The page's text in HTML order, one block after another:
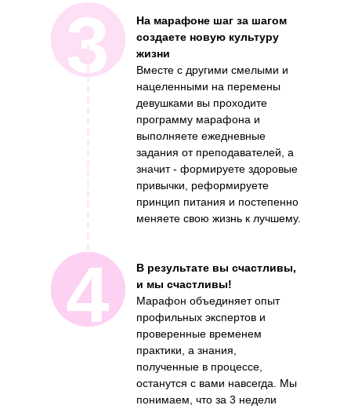
На марафоне шаг за шагом
создаете новую культуру
жизни
Вместе с другими смелыми и
нацеленными на перемены
девушками вы проходите
программу марафона и
выполняете ежедневные
задания от преподавателей, а
значит - формируете здоровые
привычки, реформируете
принцип питания и постепенно
меняете свою жизнь к лучшему.
В результате вы счастливы,
и мы счастливы!
Марафон объединяет опыт
профильных экспертов и
проверенные временем
практики, а знания,
полученные в процессе,
останутся с вами навсегда. Мы
понимаем, что за 3 недели
3
4